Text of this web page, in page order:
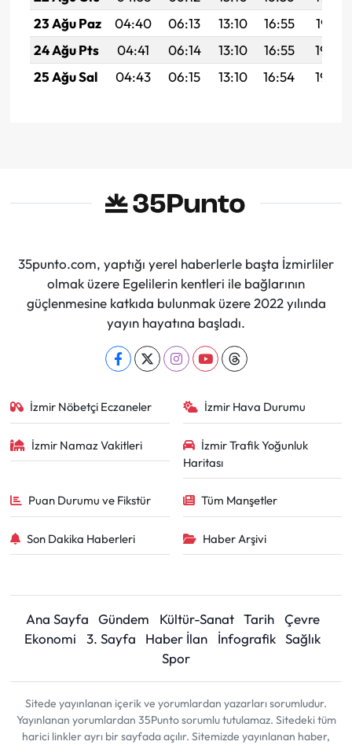
23 Ağu Paz
04:40 06:13 13:10 16:55
19:57
24 Ağu Pts
04:41 06:14 13:10 16:55
19:56
25 Ağu Sal
04:43 06:15 13:10 16:54 19:54
35punto.com, yaptığı yerel haberlerle başta İzmirliler
olmak üzere Egelilerin kentleri ile bağlarının
güçlenmesine katkıda bulunmak üzere 2022 yılında
yayın hayatına başladı.
İzmir Nöbetçi Eczaneler İzmir Hava Durumu
İzmir Namaz Vakitleri
İzmir Trafik Yoğunluk
Haritası
Puan Durumu ve Fikstür Tüm Manşetler
Son Dakika Haberleri Haber Arşivi
Ana Sayfa Gündem Kültür-Sanat Tarih
Çevre
Ekonomi
3. Sayfa Haber İlan İnfografik Sağlık
Spor
Sitede yayınlanan içerik ve yorumlardan yazarları sorumludur.
Yayınlanan yorumlardan 35Punto sorumlu tutulamaz. Sitedeki tüm
harici linkler ayrı bir sayfada açılır. Sitemizde yayınlanan haber,